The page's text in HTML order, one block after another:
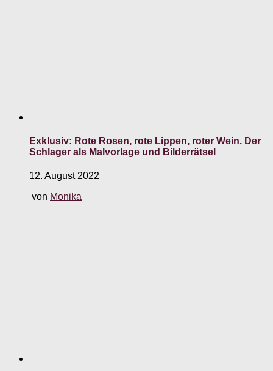
Exklusiv: Rote Rosen, rote Lippen, roter Wein. Der
Schlager als Malvorlage und Bilderrätsel
12. August 2022
von Monika